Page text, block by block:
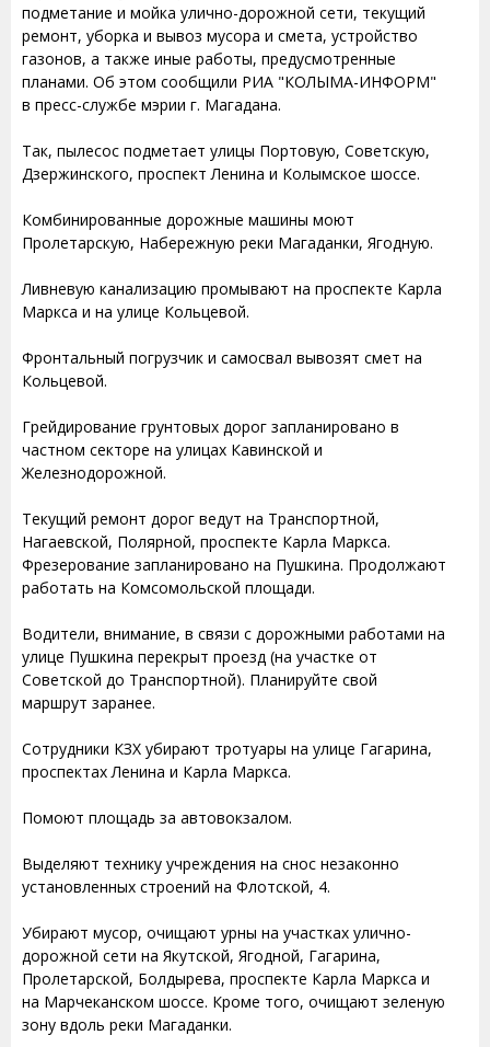
подметание и мойка улично-дорожной сети, текущий
ремонт, уборка и вывоз мусора и смета, устройство
газонов, а также иные работы, предусмотренные
планами. Об этом сообщили РИА "КОЛЫМА-ИНФОРМ"
в пресс-службе мэрии г. Магадана.
Так, пылесос подметает улицы Портовую, Советскую,
Дзержинского, проспект Ленина и Колымское шоссе.
Комбинированные дорожные машины моют
Пролетарскую, Набережную реки Магаданки, Ягодную.
Ливневую канализацию промывают на проспекте Карла
Маркса и на улице Кольцевой.
Фронтальный погрузчик и самосвал вывозят смет на
Кольцевой.
Грейдирование грунтовых дорог запланировано в
частном секторе на улицах Кавинской и
Железнодорожной.
Текущий ремонт дорог ведут на Транспортной,
Нагаевской, Полярной, проспекте Карла Маркса.
Фрезерование запланировано на Пушкина. Продолжают
работать на Комсомольской площади.
Водители, внимание, в связи с дорожными работами на
улице Пушкина перекрыт проезд (на участке от
Советской до Транспортной). Планируйте свой
маршрут заранее.
Сотрудники КЗХ убирают тротуары на улице Гагарина,
проспектах Ленина и Карла Маркса.
Помоют площадь за автовокзалом.
Выделяют технику учреждения на снос незаконно
установленных строений на Флотской, 4.
Убирают мусор, очищают урны на участках улично-
дорожной сети на Якутской, Ягодной, Гагарина,
Пролетарской, Болдырева, проспекте Карла Маркса и
на Марчеканском шоссе. Кроме того, очищают зеленую
зону вдоль реки Магаданки.